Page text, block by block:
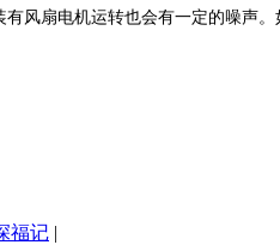
扇电机运转也会有一定的噪声
福记 |